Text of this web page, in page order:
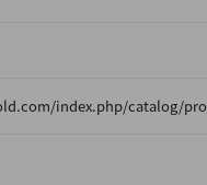
index.php/catalog/